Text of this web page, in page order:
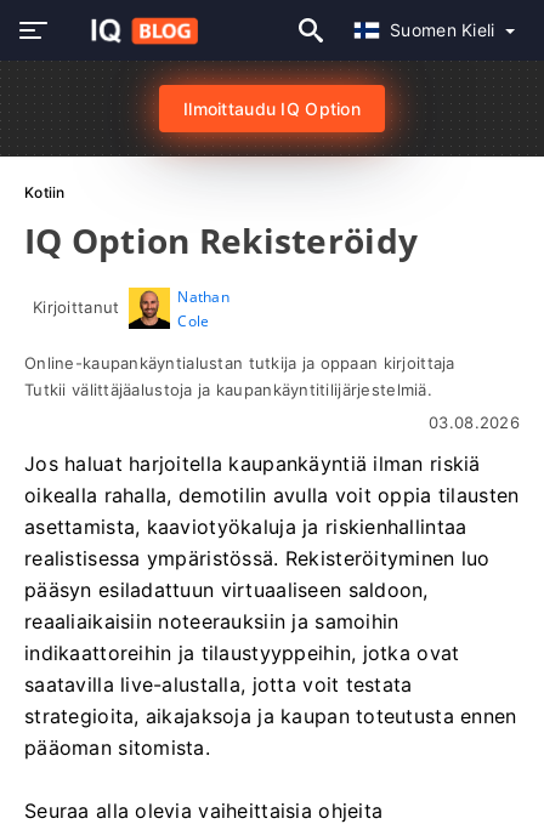
Suomen Kieli
Ilmoittaudu IQ Option
Kotiin
IQ Option Rekisteröidy
Kirjoittanut
Nathan
Cole
Online-kaupankäyntialustan tutkija ja oppaan kirjoittaja
Tutkii välittäjäalustoja ja kaupankäyntitilijärjestelmiä.
03.08.2026
Jos haluat harjoitella kaupankäyntiä ilman riskiä
oikealla rahalla, demotilin avulla voit oppia tilausten
asettamista, kaaviotyökaluja ja riskienhallintaa
realistisessa ympäristössä. Rekisteröityminen luo
pääsyn esiladattuun virtuaaliseen saldoon,
reaaliaikaisiin noteerauksiin ja samoihin
indikaattoreihin ja tilaustyyppeihin, jotka ovat
saatavilla live-alustalla, jotta voit testata
strategioita, aikajaksoja ja kaupan toteutusta ennen
pääoman sitomista.
Seuraa alla olevia vaiheittaisia ​​ohjeita